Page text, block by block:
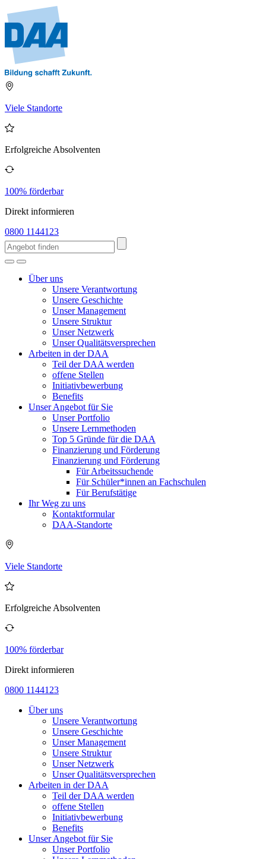
Viele Standorte
Erfolgreiche Absolventen
100% förderbar
Direkt informieren
0800 1144123
Über uns
Unsere Verantwortung
Unsere Geschichte
Unser Management
Unsere Struktur
Unser Netzwerk
Unser Qualitätsversprechen
Arbeiten in der DAA
Teil der DAA werden
offene Stellen
Initiativbewerbung
Benefits
Unser Angebot für Sie
Unser Portfolio
Unsere Lernmethoden
Top 5 Gründe für die DAA
Finanzierung und Förderung
Finanzierung und Förderung
Für Arbeitssuchende
Für Schüler*innen an Fachschulen
Für Berufstätige
Ihr Weg zu uns
Kontaktformular
DAA-Standorte
Viele Standorte
Erfolgreiche Absolventen
100% förderbar
Direkt informieren
0800 1144123
Über uns
Unsere Verantwortung
Unsere Geschichte
Unser Management
Unsere Struktur
Unser Netzwerk
Unser Qualitätsversprechen
Arbeiten in der DAA
Teil der DAA werden
offene Stellen
Initiativbewerbung
Benefits
Unser Angebot für Sie
Unser Portfolio